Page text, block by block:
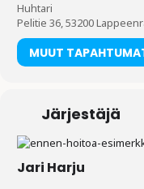
Huhtari
Pelitie 36, 53200
MUUT
Järjestäjä
Jari Harju